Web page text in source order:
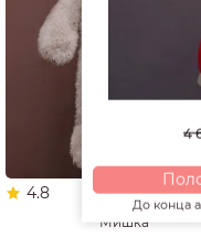
4.8
Мишка
4
До конца